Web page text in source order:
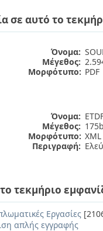
σε αυτό το
Όνομα:
Μέγεθος:
Μορφότυπο: PDF
Όνομα:
Μέγεθος:
Μορφότυπο: XML
Περιγραφή:
τεκμήριο
Εργασίες
απλής εγγραφής